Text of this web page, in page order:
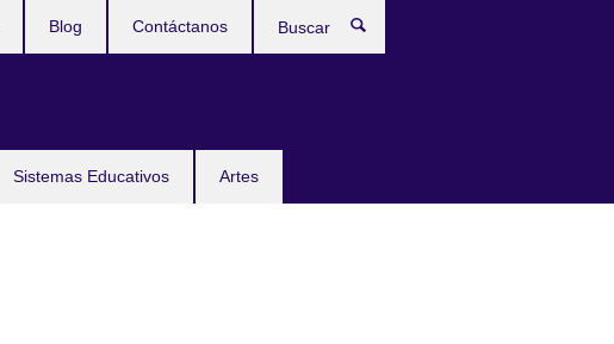
Sistemas Educativos Artes
Blog Contáctanos